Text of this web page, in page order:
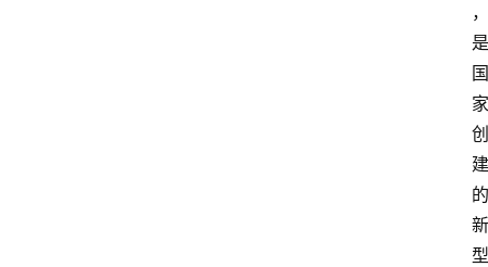
，
是
国
家
创
建
的
新
型